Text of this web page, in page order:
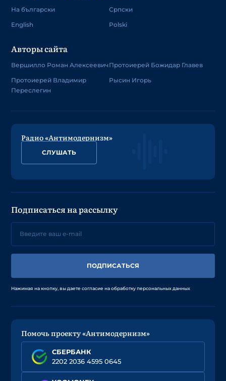
На български
English
Српски
Polski
Авторы сайта
Вершилло Роман Алексеевич
Протоиерей Владимир
Переслегин
Протоиерей Божидар Главев
Рысин Игорь
Радио «Антимодернизм»
СЛУШАТЬ
Подписаться на рассылку
ПОДПИСАТЬСЯ
Нажимая на кнопку, вы даете согласие на обработку персональных данных
Помочь проекту «Антимодернизм»
СБЕРБАНК
2202 2036 4595 0645